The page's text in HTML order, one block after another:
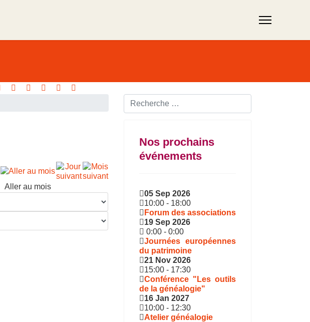
Rechercher ...
Aller au mois
Nos prochains
événements
05 Sep 2026
10:00 - 18:00
Forum des associations
19 Sep 2026
0:00 - 0:00
Journées européennes
du patrimoine
21 Nov 2026
15:00 - 17:30
Conférence "Les outils
de la généalogie"
16 Jan 2027
10:00 - 12:30
Atelier généalogie